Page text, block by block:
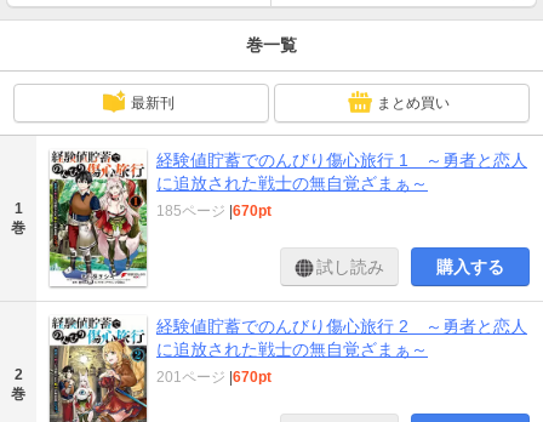
巻一覧
最新刊 まとめ買い
1
巻
経験値貯蓄でのんびり傷心旅行 1 ～勇者と恋人
に追放された戦士の無自覚ざまぁ～
185ページ |670pt
試し読み 購入する
2
巻
経験値貯蓄でのんびり傷心旅行 2 ～勇者と恋人
に追放された戦士の無自覚ざまぁ～
201ページ |670pt